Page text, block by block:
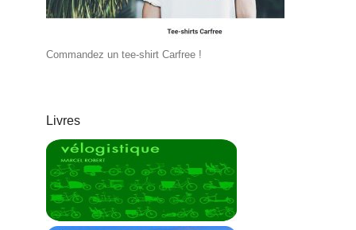
Commandez un tee-shirt Carfree !
Livres